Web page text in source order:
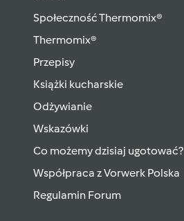
Społeczność Thermomix®
Thermomix®
Przepisy
Książki kucharskie
Odżywianie
Wskazówki
Co możemy dzisiaj ugotować?
Współpraca z Vorwerk Polska
Regulamin Forum